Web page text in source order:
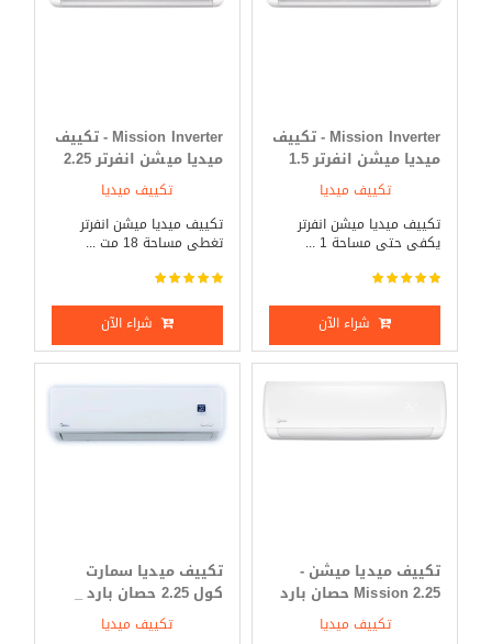
Mission Inverter - تكييف
ميديا ميشن انفرتر 1.5
حصان بارد _ ساخن
تكييف ميديا
تكييف ميديا ميشن انفرتر
يكفى حتى مساحة 1 ...
شراء الآن
Mission Inverter - تكييف
ميديا ميشن انفرتر 2.25
حصان بارد _ ساخن
تكييف ميديا
تكييف ميديا ميشن انفرتر
تغطى مساحة 18 مت ...
شراء الآن
تكييف ميديا ميشن -
Mission 2.25 حصان بارد
_ ساخنتكييف ميديا
تكييف ميديا سمارت
كول 2.25 حصان بارد _
تكييف ميديا